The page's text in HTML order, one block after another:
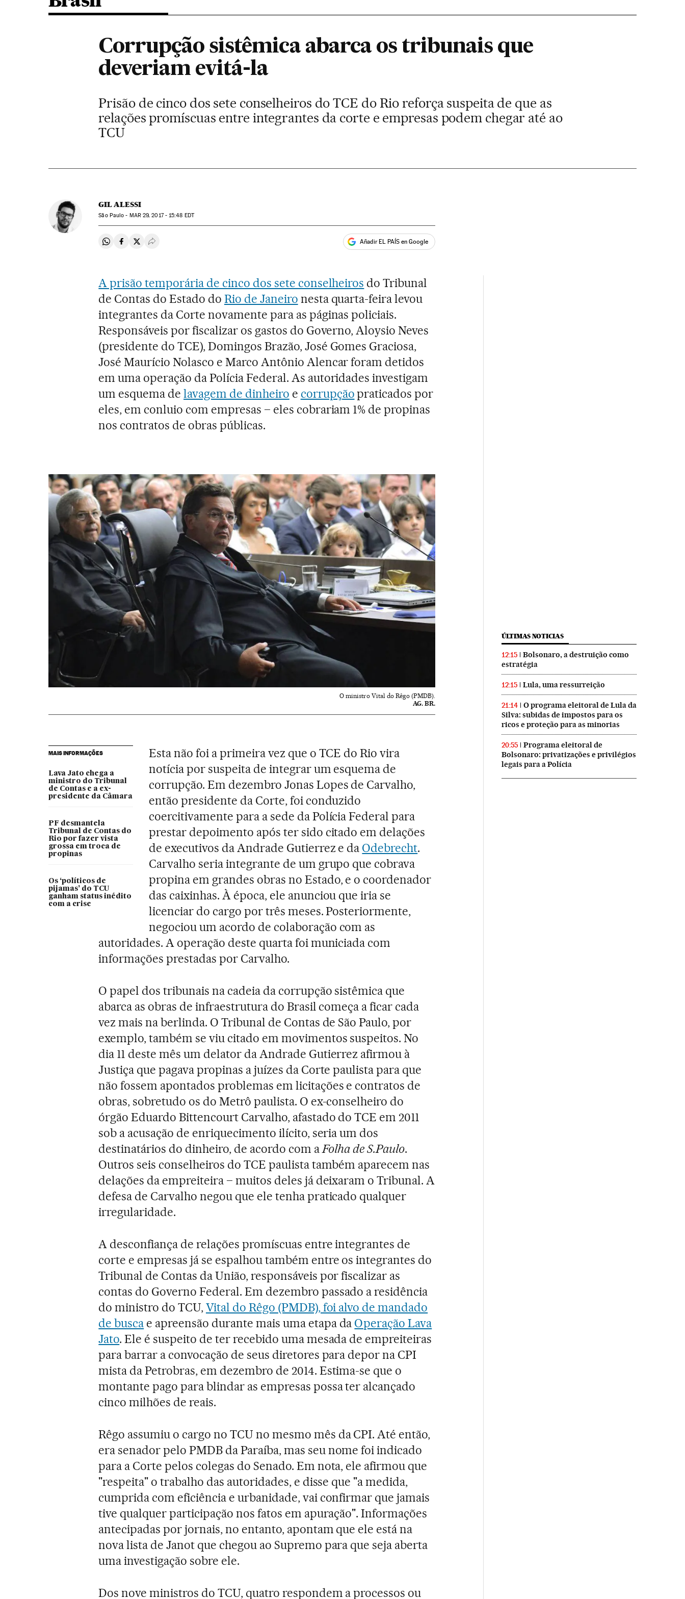
Corrupção sistêmica abarca os tribunais que
deveriam evitá-la
Prisão de cinco dos sete conselheiros do TCE do Rio reforça suspeita de que as
relações promíscuas entre integrantes da corte e empresas podem chegar até ao
TCU
GIL ALESSI
São Paulo - MAR29, 2017 - 15:48 EDT
Compartir en Whatsapp
Compartir en Facebook
Compartir en Twitter
Desplegar Redes Sociales Añadir EL PAÍS en Google
A prisão temporária de cinco dos sete conselheiros do Tribunal
de Contas do Estado do Rio de Janeiro nesta quarta-feira levou
integrantes da Corte novamente para as páginas policiais.
Responsáveis por fiscalizar os gastos do Governo, Aloysio Neves
(presidente do TCE), Domingos Brazão, José Gomes Graciosa,
José Maurício Nolasco e Marco Antônio Alencar foram detidos
em uma operação da Polícia Federal. As autoridades investigam
um esquema delavagem de dinheiro e corrupçãopraticados por
eles, em conluio com empresas – eles cobrariam 1% de propinas
nos contratos de obras públicas.
O ministro Vital do Rêgo (PMDB).
AG. BR.
MAIS INFORMAÇÕES
Lava Jato chega a
ministro do Tribunal
de Contas e a ex-
presidente da Câmara
PF desmantela
Tribunal de Contas do
Rio por fazer vista
grossa em troca de
propinas
Os ‘políticos de
pijamas’ do TCU
ganham status inédito
com a crise
Esta não foi a primeira vez que o TCE do Rio vira
notícia por suspeita de integrar um esquema de
corrupção. Em dezembro Jonas Lopes de Carvalho,
então presidente da Corte, foi conduzido
coercitivamente para a sede da Polícia Federal para
prestar depoimento após ter sido citado em delações
de executivos da Andrade Gutierrez e da Odebrecht.
Carvalho seria integrante de um grupo que cobrava
propina em grandes obras no Estado, e o coordenador
das caixinhas. À época, ele anunciou que iria se
licenciar do cargo por três meses. Posteriormente,
negociou um acordo de colaboração com as
autoridades. A operação deste quarta foi municiada com
informações prestadas por Carvalho.
O papel dos tribunais na cadeia da corrupção sistêmica que
abarca as obras de infraestrutura do Brasil começa a ficar cada
vez mais na berlinda. O Tribunal de Contas de São Paulo, por
exemplo, também se viu citado em movimentos suspeitos. No
dia 11 deste mês um delator da Andrade Gutierrez afirmou à
Justiça que pagava propinas a juízes da Corte paulista para que
não fossem apontados problemas em licitações e contratos de
obras, sobretudo os do Metrô paulista. O ex-conselheiro do
órgão Eduardo Bittencourt Carvalho, afastado do TCE em 2011
sob a acusação de enriquecimento ilícito, seria um dos
destinatários do dinheiro, de acordo com aFolha de S.Paulo.
Outros seis conselheiros do TCE paulista também aparecem nas
delações da empreiteira – muitos deles já deixaram o Tribunal. A
defesa de Carvalho negou que ele tenha praticado qualquer
irregularidade.
A desconfiança de relações promíscuas entre integrantes de
corte e empresas já se espalhou também entre os integrantes do
Tribunal de Contas da União, responsáveis por fiscalizar as
contas do Governo Federal. Em dezembro passado a residência
do ministro do TCU,Vital do Rêgo (PMDB), foi alvo de mandado
de busca e apreensão durante mais uma etapa da Operação Lava
Jato. Ele é suspeito de ter recebido uma mesada de empreiteiras
para barrar a convocação de seus diretores para depor na CPI
mista da Petrobras, em dezembro de 2014. Estima-se que o
montante pago para blindar as empresas possa ter alcançado
cinco milhões de reais.
Rêgo assumiu o cargo no TCU no mesmo mês da CPI. Até então,
era senador pelo PMDB da Paraíba, mas seu nome foi indicado
para a Corte pelos colegas do Senado. Em nota, ele afirmou que
"respeita" o trabalho das autoridades, e disse que "a medida,
cumprida com eficiência e urbanidade, vai confirmar que jamais
tive qualquer participação nos fatos em apuração". Informações
antecipadas por jornais, no entanto, apontam que ele está na
nova lista de Janot que chegou ao Supremo para que seja aberta
uma investigação sobre ele.
Dos nove ministros do TCU, quatro respondem a processos ou
ÚLTIMAS NOTICIAS
12:15
Bolsonaro, a destruição como
estratégia
12:15 Lula, uma ressurreição
21:14
O programa eleitoral de Lula da
Silva: subidas de impostos para os
ricos e proteção para as minorias
20:55
Programa eleitoral de
Bolsonaro: privatizações e privilégios
legais para a Polícia